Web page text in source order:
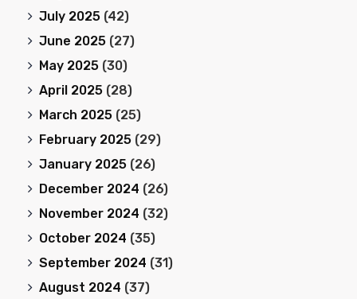
July 2025 (42)
June 2025 (27)
May 2025 (30)
April 2025 (28)
March 2025 (25)
February 2025 (29)
January 2025 (26)
December 2024 (26)
November 2024 (32)
October 2024 (35)
September 2024 (31)
August 2024 (37)